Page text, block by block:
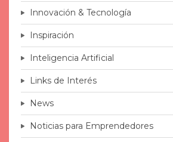
Innovación & Tecnología
Inspiración
Inteligencia Artificial
Links de Interés
News
Noticias para Emprendedores